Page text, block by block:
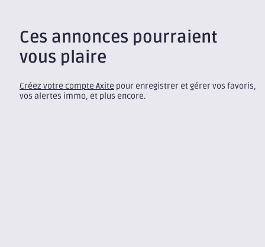
Ces annonces pourraient
vous plaire
Créez votre compte Axite pour enregistrer et gérer vos favoris,
vos alertes immo, et plus encore.